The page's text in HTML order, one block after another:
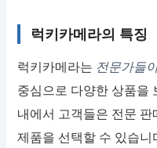
럭키카메라의 특징
럭키카메라는 전문가들
중심으로 다양한 상품을
내에서 고객들은 전문
제품을 선택할 수 있습니